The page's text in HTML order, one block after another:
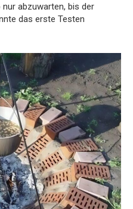
nur abzuwarten, bis der
das erste Testen